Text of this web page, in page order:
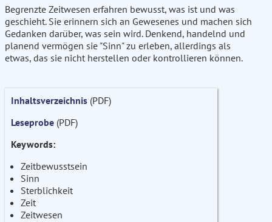
Begrenzte Zeitwesen erfahren bewusst, was ist und was
geschieht. Sie erinnern sich an Gewesenes und machen sich
Gedanken darüber, was sein wird. Denkend, handelnd und
planend vermögen sie "Sinn" zu erleben, allerdings als
etwas, das sie nicht herstellen oder kontrollieren können.
Inhaltsverzeichnis (PDF)
Leseprobe (PDF)
Keywords:
Zeitbewusstsein
Sinn
Sterblichkeit
Zeit
Zeitwesen